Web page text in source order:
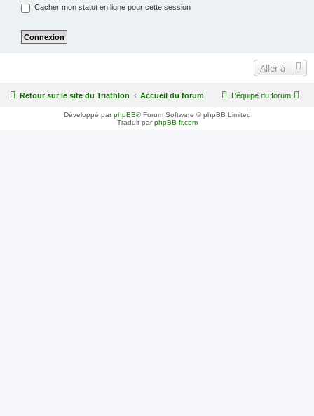
Cacher mon statut en ligne pour cette session
Aller à
Retour sur le site du Triathlon Accueil du forum L’équipe du forum
Développé parphpBB® Forum Software © phpBB Limited
Traduit parphpBB-fr.com